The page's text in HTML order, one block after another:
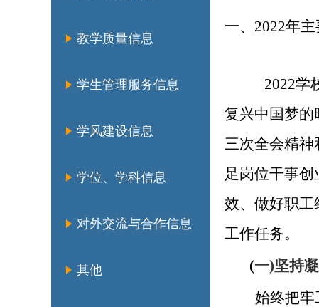
教学质量信息
学生管理服务信息
学风建设信息
学位、学科信息
对外交流与合作信息
其他
一、 2022年
2022学
复兴中国梦的
三次全会精神
足岗位干事
效、做好职工
工作任务。
(一)坚持
始终把牢